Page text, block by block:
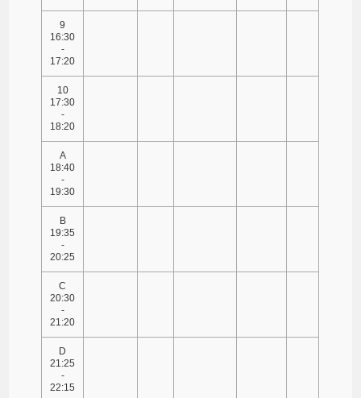
9
16:30
-
17:20
10
17:30
-
18:20
A
18:40
-
19:30
B
19:35
-
20:25
C
20:30
-
21:20
D
21:25
-
22:15